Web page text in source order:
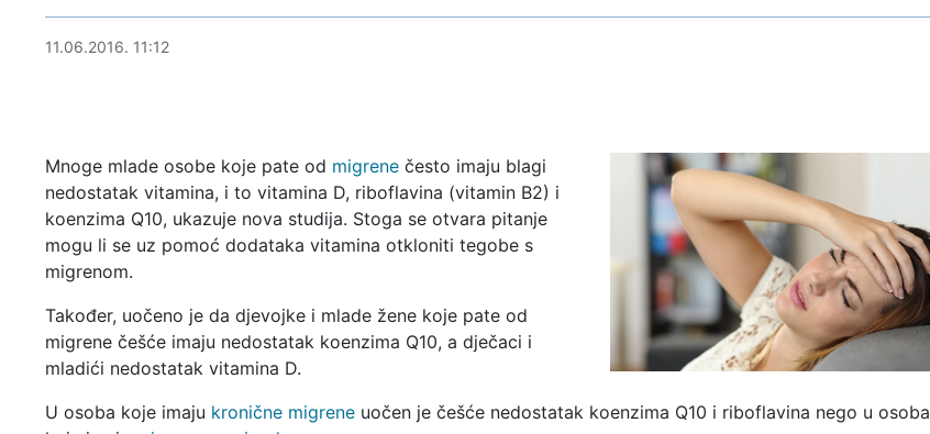
11.06.2016. 11:44
11.06.2016. 11:12
Mnoge mlade osobe koje pate od migrenečesto imaju blagi
nedostatak vitamina, i to vitamina D, riboflavina (vitamin B2) i
koenzima Q10, ukazuje nova studija. Stoga se otvara pitanje
mogu li se uz pomoć dodataka vitamina otkloniti tegobe s
migrenom.
Također, uočeno je da djevojke i mlade žene koje pate od
migrene češće imaju nedostatak koenzima Q10, a dječaci i
mladići nedostatak vitamina D.
U osoba koje imaju kronične migreneuočen je češće nedostatak koenzima Q10 i riboflavina nego u osoba